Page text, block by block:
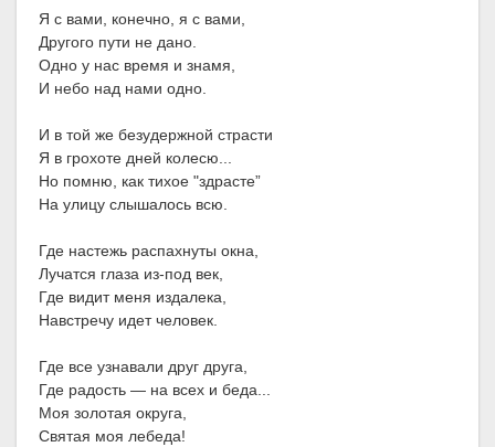
Я с вами, конечно, я с вами,
Другого пути не дано.
Одно у нас время и знамя,
И небо над нами одно.
И в той же безудержной страсти
Я в грохоте дней колесю...
Но помню, как тихое "здрасте”
На улицу слышалось всю.
Где настежь распахнуты окна,
Лучатся глаза из-под век,
Где видит меня издалека,
Навстречу идет человек.
Где все узнавали друг друга,
Где радость — на всех и беда...
Моя золотая округа,
Святая моя лебеда!